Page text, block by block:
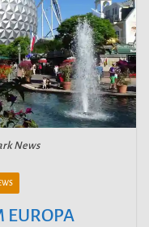
News
EUROPA